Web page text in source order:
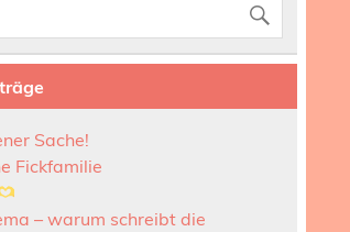
Sache!
Fickfamilie
– warum schreibt die